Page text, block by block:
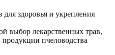
здоровья и укрепления
выбор лекарственных трав,
пчеловодства